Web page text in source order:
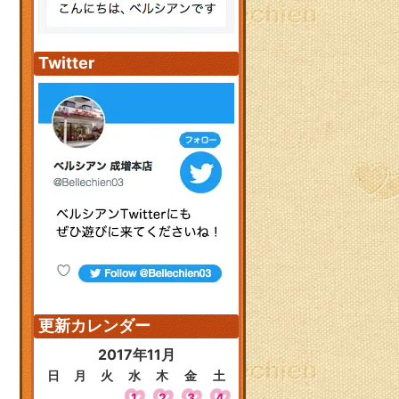
Twitter
更新カレンダー
2017年11月
日 月 火 水 木 金
土